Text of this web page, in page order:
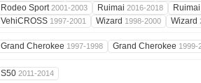
Rodeo Sport2001-2003 Ruimai 2016-2018
VehiCROSS 1997-2001 Wizard 1998-2000 Wizard
Grand Cherokee 1997-1998 Grand Cherokee 1999-
S50 2011-2014